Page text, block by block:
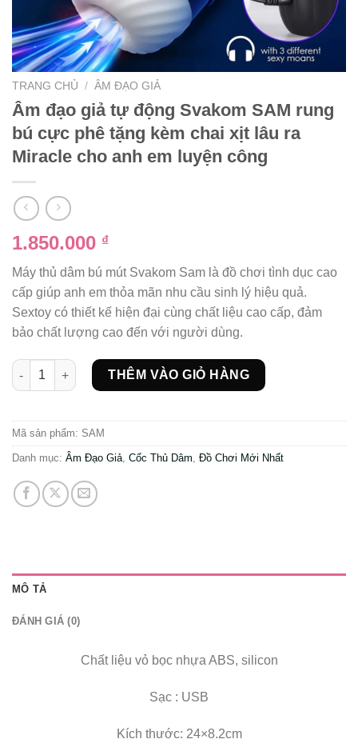
TRANG CHỦ / ÂM ĐẠO GIẢ
Âm đạo giả tự động Svakom SAM rung
bú cực phê tặng kèm chai xịt lâu ra
Miracle cho anh em luyện công
1.850.000 ₫
Máy thủ dâm bú mút Svakom Sam là đồ chơi tình dục cao
cấp giúp anh em thỏa mãn nhu cầu sinh lý hiệu quả.
Sextoy có thiết kế hiện đại cùng chất liệu cao cấp, đảm
bảo chất lượng cao đến với người dùng.
Âm đạo giả tự động Svakom SAM rung bú cực phê tặng kèm
THÊM VÀO GIỎ HÀNG
Mã sản phẩm: SAM
Danh mục: Âm Đạo Giả, Cốc Thủ Dâm, Đồ Chơi Mới Nhất
MÔ TẢ
ĐÁNH GIÁ (0)
Chất liệu vỏ bọc nhựa ABS, silicon
Sạc : USB
Kích thước: 24×8.2cm